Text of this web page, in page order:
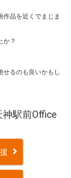
作品を近くでまじま
か？
せるのも良いかもし
駅前Office